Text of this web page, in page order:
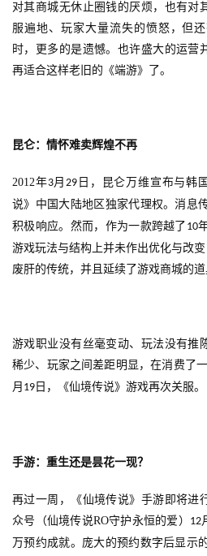
0
游
茶
对
上
中
(
中
国
对其商城无休止圈钱的厌烦，也有对
服遍地、玩家大量流失的愤怒，但
时，更多的是遗憾。也许盛大的运营
再适合这样老旧的《端游》了。
昆仑：情怀难卖辉煌不再
2012年3月29 日，昆仑万维宣布与韩国
说》中国大陆地区独家代理权。消息
积极响应。然而，作为一款跨越了 10
游戏玩法与结构上并未作出优化与改
废肝的传统，并且延续了游戏商城的道
游戏职业没有丝毫变动、玩法没有推
稀少、玩家之间差距明显，在消费了
月 19 日，《仙境传说》游戏再次关服。
手游：重生还是昙花一现？
再过一周，《仙境传说》手游即将进
众号（仙境传说RO守护永恒的爱） 12
万预约成就。庞大的预约数字后显示